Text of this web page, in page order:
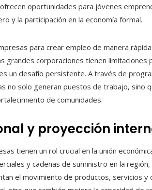
oportunidades para jóvenes
y la participación en la economía formal.
para crear empleo de manera
grandes corporaciones tienen limitaciones
un desafío persistente. A través de
no solo generan puestos de trabajo, sino
de comunidades.
y proyección
tienen un rol crucial en la unión
y cadenas de suministro en la
el movimiento de productos, servicios y